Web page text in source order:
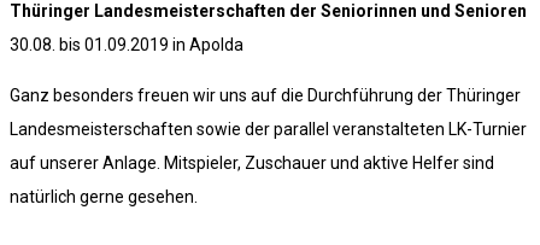
Thüringer Landesmeisterschaften der Seniorinnen und Senioren
30.08. bis 01.09.2019 in Apolda
Ganz besonders freuen wir uns auf die Durchführung der Thüringer
Landesmeisterschaften sowie der parallel veranstalteten LK-Turnier
auf unserer Anlage. Mitspieler, Zuschauer und aktive Helfer sind
natürlich gerne gesehen.